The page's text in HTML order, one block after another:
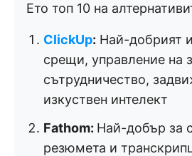
Ето топ 10 на
ClickUp: Най-добрият
срещи, управление на
сътрудничество,
изкуствен интелект
Fathom: Най-добър за
резюмета и